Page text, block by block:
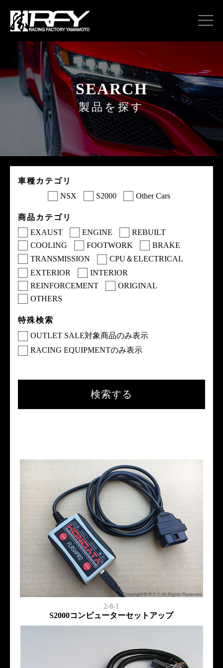
SEARCH
製品を探す
車種カテゴリ
NSX S2000 Other Cars
商品カテゴリ
EXAUST ENGINE
REBUILT
COOLING
FOOTWORK
BRAKE
TRANSMISSION
CPU＆ELECTRICAL
EXTERIOR
INTERIOR
REINFORCEMENT
ORIGINAL
OTHERS
特殊検索
OUTLET SALE対象商品のみ表示
RACING EQUIPMENTのみ表示
2-8-1
S2000コンピューターセットアップ